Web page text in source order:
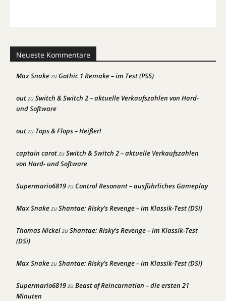
Neueste Kommentare
Max SnakezuGothic 1 Remake – im Test (PS5)
outzuSwitch & Switch 2 – aktuelle Verkaufszahlen von Hard-
und Software
outzu Tops & Flops – Heißer!
captain carotzuSwitch & Switch 2 – aktuelle Verkaufszahlen
von Hard- und Software
Supermario6819zuControl Resonant – ausführliches Gameplay
Max SnakezuShantae: Risky’s Revenge – im Klassik-Test (DSi)
Thomas NickelzuShantae: Risky’s Revenge – im Klassik-Test
(DSi)
Max SnakezuShantae: Risky’s Revenge – im Klassik-Test (DSi)
Supermario6819zuBeast of Reincarnation – die ersten 21
Minuten